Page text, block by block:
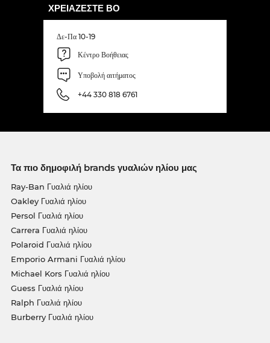
ΧΡΕΙΆΖΕΣΤΕ ΒΟ
Δε-Πα 10-19
Κέντρο Βοήθειας
Υποβολή αιτήματος
+44 330 818 6761
Τα πιο δημοφιλή brands γυαλιών ηλίου μας
Ray-Ban Γυαλιά ηλίου
Oakley Γυαλιά ηλίου
Persol Γυαλιά ηλίου
Carrera Γυαλιά ηλίου
Polaroid Γυαλιά ηλίου
Emporio Armani Γυαλιά ηλίου
Michael Kors Γυαλιά ηλίου
Guess Γυαλιά ηλίου
Ralph Γυαλιά ηλίου
Burberry Γυαλιά ηλίου